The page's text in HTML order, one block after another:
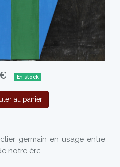
En stock
au panier
germain en usage entre
notre ère.